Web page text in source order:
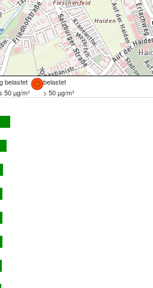
belastet
belastet
50 µg/m³ > 50 µg/m³